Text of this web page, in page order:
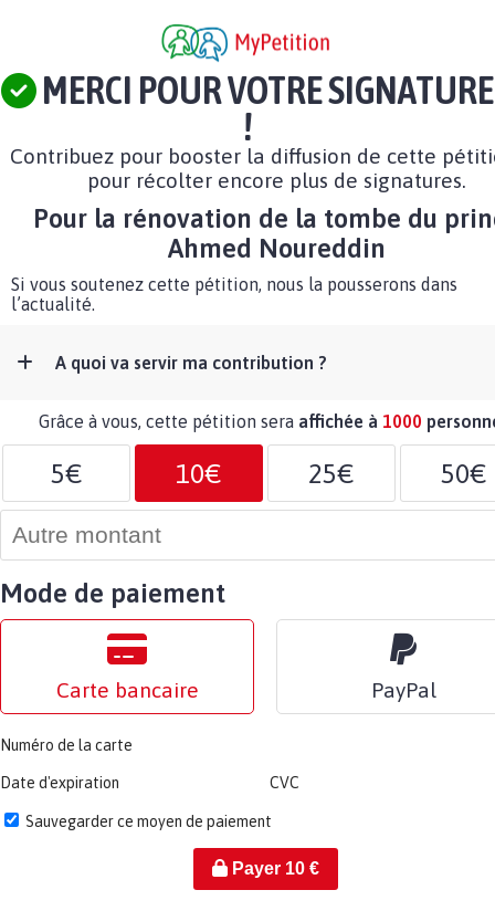
MERCI POUR VOTRE SIGNATURE
!
Contribuez pour booster la diffusion de cette
pour récolter encore plus de signatures.
Pour la rénovation de la tombe du
Ahmed Noureddin
Si vous soutenez cette pétition, nous la pousserons dans
l’actualité.
A quoi va servir ma contribution ?
Grâce à vous, cette pétition sera affichée à 1000
5€ 10€ 25€ 50€
Mode de paiement
Carte bancaire PayPal
Numéro de la carte
Date d'expiration CVC
Sauvegarder ce moyen de paiement
Payer 10€